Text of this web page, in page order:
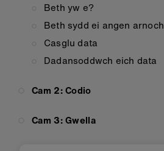
Beth yw e?
Beth sydd ei angen arnoch
Casglu data
Dadansoddwch eich data
Cam 2: Codio
Cam 3: Gwella